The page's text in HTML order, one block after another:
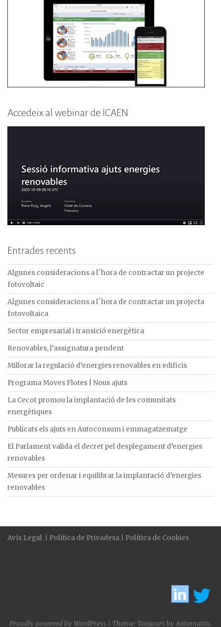
Accedeix al webinar de ICAEN
Entrades recents
Algunes consideracions a l´hora de contractar un projecte
fotovoltaic
Algunes consideracions a l´hora de contractar un projecta
fotovoltaica
Sector empresarial i transició energètica
Renovables, l’assignatura pendent
Millorar la regulació d’energies renovables en edificis
Programa Moves Flotes | Nous ajuts
La Cecot promou la implantació de les comunitats
energètiques
Publicats els ajuts en Autoconsum i emmagatzematge
El Parlament valida el decret pel desplegament d’energies
renovables
Mesures per ordenar i equilibrar la implantació d’energies
renovables
Avís Legal Política de Privadesa Política de Cookies
Proudly powered by WordPress Theme: Toujours byAutomattic.